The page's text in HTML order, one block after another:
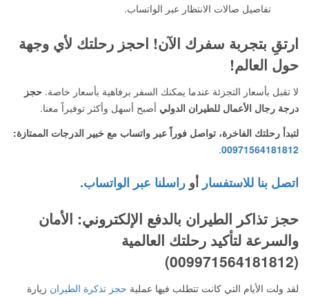
تفاصيل صالات الانتظار عبر الواتساب.
ارتقِ بتجربة سفرك الآن! احجز رحلتك لأي وجهة
حول العالم!
لا تقبل بأسعار التجزئة عندما يمكنك السفر برفاهية بأسعار خاصة. حجز
درجة رجال الأعمال للطيران الدولي أصبح أسهل وأكثر توفيراً معنا.
لتبدأ رحلتك الفاخرة، تواصل فوراً عبر واتساب مع خبير الدرجات الممتازة:
00971564181812
.
اتصل بنا للاستفسار أو راسلنا عبر الواتساب.
حجز تذاكر الطيران بالدفع الإلكتروني: الأمان
والسرعة لتأكيد رحلتك العالمية
(009971564181812)
لقد ولت الأيام التي كانت تتطلب فيها عملية حجز تذكرة الطيران زيارة